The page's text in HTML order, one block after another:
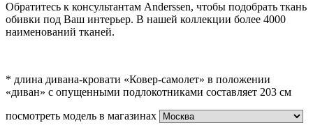
Обратитесь к консультантам Anderssen, чтобы подобрать ткань
обивки под Ваш интерьер. В нашей коллекции более 4000
наименований тканей.
* длина дивана-кровати «Ковер-самолет» в положении
«диван» с опущенными подлокотниками составляет 203 см
посмотреть модель в магазинах